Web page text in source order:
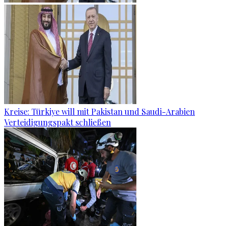
Kreise: Türkiye will mit Pakistan und Saudi-Arabien
Verteidigungspakt schließen